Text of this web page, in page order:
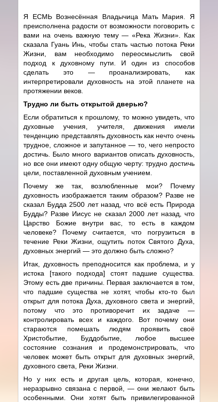
Я ЕСМЬ Вознесённая Владычица Мать Мария. Я
преисполнена радости от возможности поговорить с
вами на очень важную тему— «Река Жизни». Как
сказала Гуань Инь, чтобы стать частью потока Реки
Жизни, вам необходимо переосмыслить свой
подход к духовному пути. И один из способов
сделать это — проанализировать, как
интерпретировали духовность на этой планете на
протяжении веков.
Трудно ли быть открытой дверью?
Если обратиться к прошлому, то можно увидеть, что
духовные учения, учителя, движения имели
тенденцию представлять духовность как нечто очень
трудное, сложное и запутанное — то, чего непросто
достичь. Было много вариантов описать духовность,
но все они имеют одну общую черту: трудно достичь
цели, поставленной духовным учением.
Почему же так, возлюбленные мои? Почему
духовность изображается таким образом? Разве не
сказал Будда 2500 лет назад, что всё есть Природа
Будды? Разве Иисус не сказал 2000 лет назад, что
Царство Божие внутри вас, то есть в каждом
человеке? Почему считается, что погрузиться в
течение Реки Жизни, ощутить поток Святого Духа,
духовных энергий — это должно быть сложно?
Итак, духовность преподносится как проблема, и у
истока [такого подхода] стоят падшие существа.
Этому есть две причины. Первая заключается в том,
что падшие существа не хотят, чтобы кто-то был
открыт для потока Духа, духовного света и энергий,
потому что это противоречит их задаче —
контролировать всех и каждого. Вот почему они
стараются помешать людям проявить своё
Христобытие, Буддобытие, любое высшее
состояние сознания и продемонстрировать, что
человек может быть открыт для духовных энергий,
духовного света, Реки Жизни.
Но у них есть и другая цель, которая, конечно,
неразрывно связана с первой, — они желают быть
особенными. Они хотят быть привилегированной